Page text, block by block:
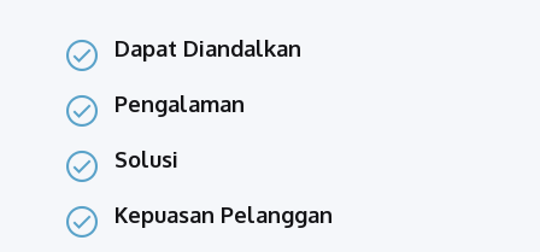
Dapat Diandalkan
Pengalaman
Solusi
Kepuasan Pelanggan